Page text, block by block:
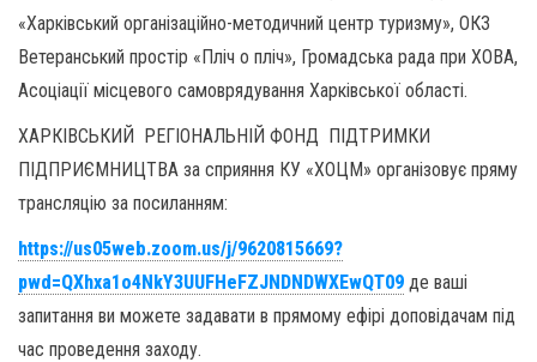
«Харківський організаційно-методичний центр туризму», ОКЗ
Ветеранський простір «Пліч о пліч», Громадська рада при ХОВА,
Асоціації місцевого самоврядування Харківської області.
ХАРКІВСЬКИЙ РЕГІОНАЛЬНІЙ ФОНД ПІДТРИМКИ
ПІДПРИЄМНИЦТВА за сприяння КУ «ХОЦМ» організовує пряму
трансляцію за посиланням:
https://us05web.zoom.us/j/9620815669?
pwd=QXhxa1o4NkY3UUFHeFZJNDNDWXEwQT09 де ваші
запитання ви можете задавати в прямому ефірі доповідачам під
час проведення заходу.